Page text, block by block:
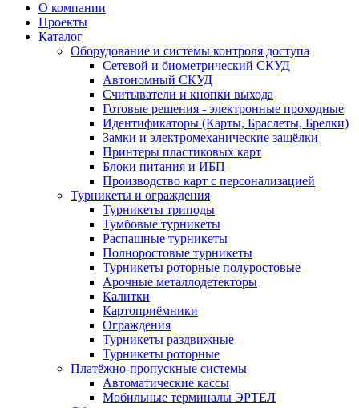
О компании
Проекты
Каталог
Оборудование и системы контроля доступа
Сетевой и биометрический СКУД
Автономный СКУД
Считыватели и кнопки выхода
Готовые решения - электронные проходные
Идентификаторы (Карты, Браслеты, Брелки)
Замки и электромеханические защёлки
Принтеры пластиковых карт
Блоки питания и ИБП
Производство карт с персонализацией
Турникеты и ограждения
Турникеты триподы
Тумбовые турникеты
Распашные турникеты
Полноростовые турникеты
Турникеты роторные полуростовые
Арочные металлодетекторы
Калитки
Картоприёмники
Ограждения
Турникеты раздвижные
Турникеты роторные
Платёжно-пропускные системы
Автоматические кассы
Мобильные терминалы ЭРТЕЛ